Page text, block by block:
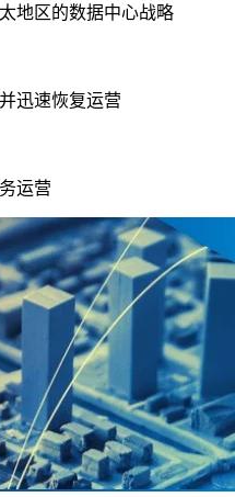
地区的数据中心战略
迅速恢复运营
运营